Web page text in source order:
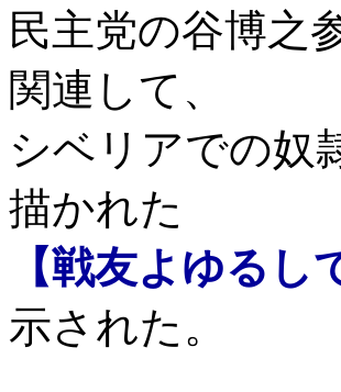
民主党の谷博之
関連して、
シベリアでの奴
描かれた
【戦友よゆるし
示された。